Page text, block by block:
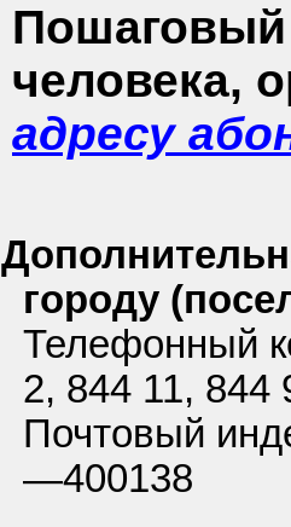
Пошаговый
человека,
адресу
городу
Телефонный
2, 844 11, 844
Почтовый
—400138